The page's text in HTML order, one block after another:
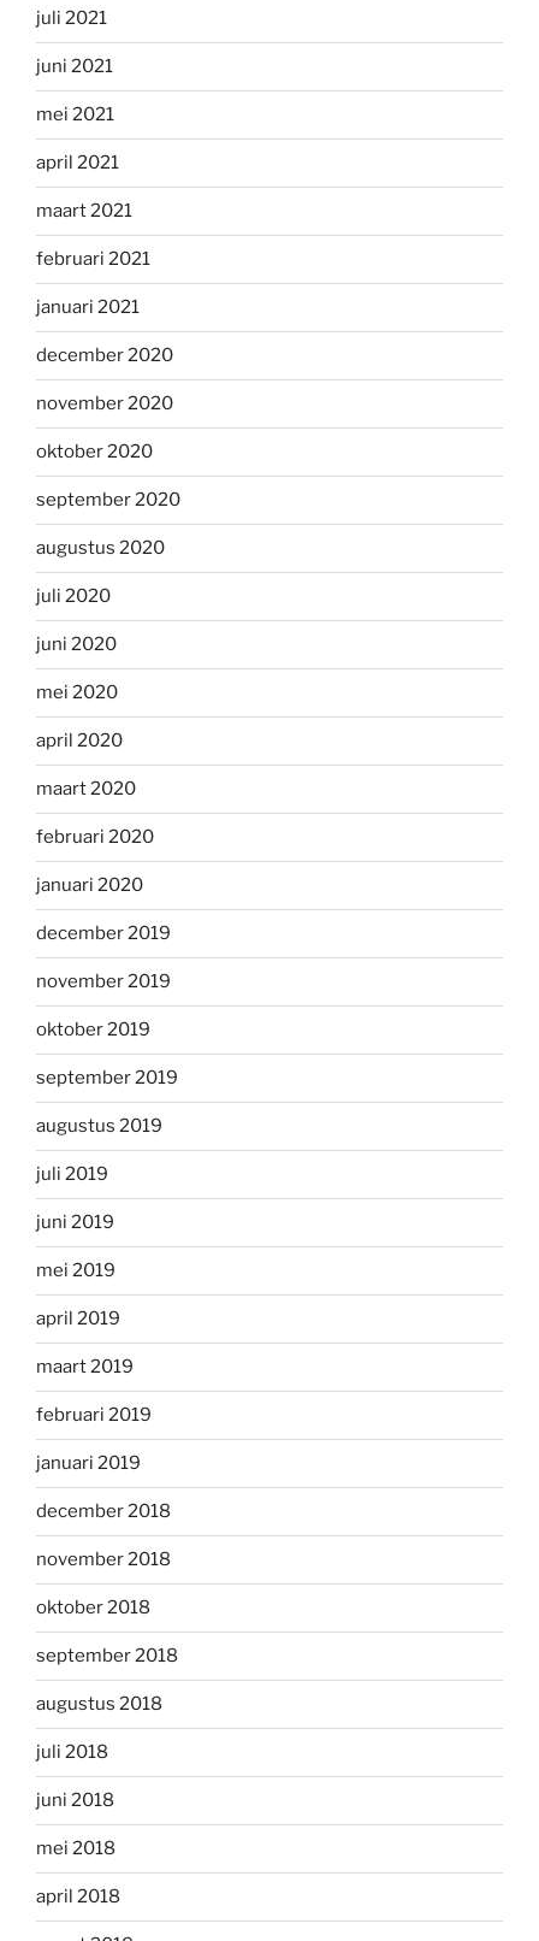
juli 2021
juni 2021
mei 2021
april 2021
maart 2021
februari 2021
januari 2021
december 2020
november 2020
oktober 2020
september 2020
augustus 2020
juli 2020
juni 2020
mei 2020
april 2020
maart 2020
februari 2020
januari 2020
december 2019
november 2019
oktober 2019
september 2019
augustus 2019
juli 2019
juni 2019
mei 2019
april 2019
maart 2019
februari 2019
januari 2019
december 2018
november 2018
oktober 2018
september 2018
augustus 2018
juli 2018
juni 2018
mei 2018
april 2018